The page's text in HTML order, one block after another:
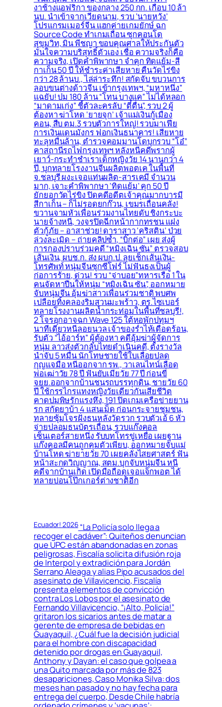
งาช้างแอฟริกา ของกลาง 250 กก. เกือบ 10 ล้า
นบ. นำเข้าจากเวียดนาม, รวบ ‘นายหวัง’
โปรแกรมเมอร์จีน แฮกค่ายเกมยักษ์ ฉก
Source Code ทำเกมเถื่อน ซุกคอนโด
สุขุมวิท, มิน พีชญา ขอบคุณศาลให้ประกันตัว
มั่นใจความบริสุทธิ์ตัวเอง เชื่อ ความจริงก็คือ
ความจริง, เปิดคำพิพากษา จำคุก ทิดแย้ม-สี
กาเก็น 50 ปี ให้ชำระค่าเสียหาย คืนวัดไร่ขิง
กว่า 28 ล้านบ., ไล่ล่าระทึก! สกัดจับ ขบวนการ
ลอบขนต่างด้าวจีน เข้ากรุงเทพฯ, “มหาหนึ่ง”
แฉยับ! ปม 180 ล้าน “โทน บางแค” ไม่ได้หลอก
“มาดามเก่ง” ชี้ตัวละครลับ “ตี๋ตื่น”, รวบ 2 ผู้
ต้องหา ฆ่าโหด ‘ยายจุก’ เจ้าแม่เงินกู้เมือง
คอน, สืบ ตม.3 รวบตัวการใหญ่! รวบมาเฟีย
การเงินแดนมังกร ฟอกเงินธนาคาร! เสียหาย
ทะลุหมื่นล้าน, ตำรวจคอมมานโดบุกรวบ “โอ๋”
คาสถานีรถไฟกรุงเทพฯ หลังหนีคดีพรากผู้
เยาว์-กระทำชำเราเด็กหญิงวัย 14 นานกว่า 4
ปี, บุกทลายโรงงานจีนผลิตพอตเค ในพื้นที่
จ.ชลบุรี ผงะเจอแท่นผลิต-สารเคมี จำนวน
มาก, เจาะคำพิพากษา ‘ทิดแย้ม’ คุก 50 ปี
ยักยอกวัดไร่ขิง ปิดคดีอดีตเจ้าคุณมากบารมี
สีกาเก็น – ก็ไม่รอดยกก๊วน, เขมรเถื่อนคลั่ง!
ขวานจามหัวเพื่อนร่วมงานไทยดับ ชิงกระบะ
นายจ้างหนี, วงจรปิดฉีกหน้ากากทรชน แฝง
ตัวกู้ภัย – อาสาช่วย! ดาราสาว ‘คริสติน’ ป่วย
ล่วงละเมิด – ถ่ายคลิปซ้ำ, “บิ๊กต่อ” เผย ส่งผู้
การกองปราบร่วมคดี “หมิงเฉิน ซัน” ตรวจสอบ
เส้นเงิน, ผบช.ก. ส่ง ผบก.ป. ลุยเช็กเส้นเงิน-
โทรศัพท์ หนุ่มจีนซุกซีโฟร์ ไม่ฟันธงเป็นผู้
ก่อการร้าย, ด่วน! รวบ “จ่าบอย”ทหารเรือ 1 ใน
คนจัดหาปืนให้หนุ่ม “หมิงเฉิน ซัน”, ออกหมาย
จับหนุ่มจีน อุ้มฆ่าสาวเพื่อนร่วมชาติ พบศพ
เปลือยทิ้งคลองริมสวนมะพร้าว, ตร.ไซเบอร์
ทลายโรงงานผลิตน้ำกระท่อมในพื้นที่ชลบุรี!,
2 โจรอุกอาจฉก Wave 125 ใต้หอพักปทุมฯ
นาทีเดียวหนีลอยนวล เจ้าของร่ำไห้เดือดร้อน,
รับตัว “ไอ้อาร์ท” ผู้ต้องหา คดีอุ้มฆ่าผู้จัดการ
หนุ่ม ลาวส่งตัวกลับไทยดำเนินคดี, ตั้งรางวัล
นำจับ 5 หมื่น นักโทษชายใช้ใบเลื่อยปลด
กุญแจมือ หนีออกจาก รพ., วาเลนไทน์เลือด
พ่อเฒ่าวัย 78 ปี ฟันยับเมียวัย 77 ปี ก่อนขี่
จยย.ออกจากบ้านชนรถบรรทุกดิน, ชายวัย 60
ปี ใช้กรรไกรแทงหญิงวัยเดียวกันเสียชีวิต
คาดปมพิษรักแรงหึง, 191 ปิดเกมเครือข่ายยาน
รก สกัดยาบ้า 4 แสนเม็ด ก่อนกระจายชุมชน,
ทลายซุ้มโจรฝั่งธนหลังวัดรวก รวบตัวเอ้ 6 หัว
จ่ายปลอมธนบัตรเถื่อน, รวบแก๊งคอล
เซ็นเตอร์สายหนึ่ง รับบทโทรขู่เหยื่อ เผยฐาน
แก๊งคอลมีคนถูกคุมตัวเพียบ, ออกหมายจับแม่
บ้านโหด ฆ่ายายวัย 70 เผยคลั่งไสยศาสตร์ ฟัน
หน้าสะกดวิญญาณ, สตม.บุกจับหนุ่มจีน หนี
คดีจากบ้านเกิด เปิดมือถือดูเจอแจ็กพอต ได้
ทลายบ่อนโป๊กเกอร์ต่างชาติอีก
Ecuador! 2026“La Policía solo llega a
recoger el cadáver”: Quiteños denuncian
que UPC están abandonadas en zonas
peligrosas, Fiscalía solicita difusión roja
de Interpol y extradición para Jordán
Serrano Aleaga y alias Pipo acusados del
asesinato de Villavicencio, Fiscalía
presenta elementos de convicción
contra Los Lobos por el asesinato de
Fernando Villavicencio, “¡Alto, Policía!”
gritaron los sicarios antes de matar a
gerente de empresa de bebidas en
Guayaquil, ¿Cuál fue la decisión judicial
para el hombre con discapacidad
detenido por drogas en Guayaquil,
Anthony y Dayan: el caso que golpea a
una Quito marcada por más de 823
desapariciones, Caso Monika Silva: dos
meses han pasado y no hay fecha para
entrega del cuerpo, Desde Chile habría